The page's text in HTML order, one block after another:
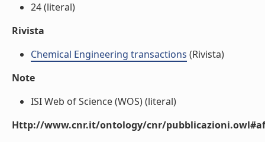
24 (literal)
Rivista
Chemical Engineering transactions (Rivista)
Note
ISI Web of Science (WOS) (literal)
Http://www.cnr.it/ontology/cnr/